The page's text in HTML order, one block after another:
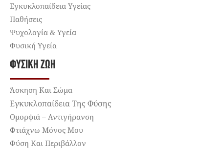
Εγκυκλοπαίδεια Υγείας
Παθήσεις
Ψυχολογία & Υγεία
Φυσική Υγεία
ΦΥΣΙΚΉ ΖΩΉ
Άσκηση Και Σώμα
Εγκυκλοπαίδεια Της Φύσης
Ομορφιά – Αντιγήρανση
Φτιάχνω Μόνος Μου
Φύση Και Περιβάλλον